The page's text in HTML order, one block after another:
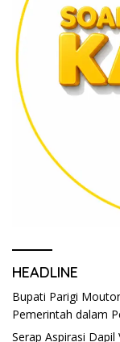
HEADLINE
Bupati Parigi
Pemerintah dalam
Serap Aspirasi